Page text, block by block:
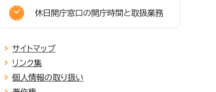
休日開庁窓口の開庁時間と取扱業務
サイトマップ
リンク集
個人情報の取り扱い